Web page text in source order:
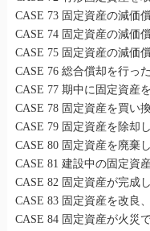
CASE 73 固定資産の減価
CASE 74 固定資産の減価
CASE 75 固定資産の減価
CASE 76 総合償却を行っ
CASE 77 期中に固定資産
CASE 78 固定資産を買い
CASE 79 固定資産を除却
CASE 80 固定資産を廃棄
CASE 81 建設中の固定資
CASE 82 固定資産が完成
CASE 83 固定資産を改良
CASE 84 固定資産が火災